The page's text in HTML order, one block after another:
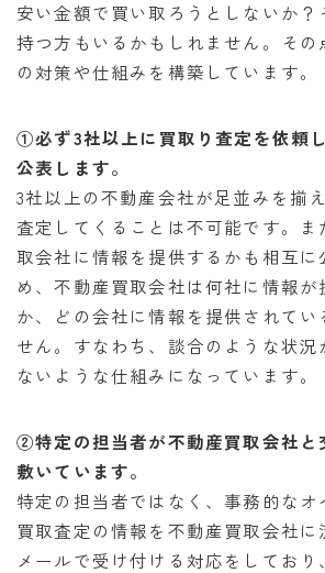
安い金額で買い取ろうとしないか？
持つ方もいるかもしれません。その
の対策や仕組みを構築しています。
①必ず3社以上に買取り査定を依頼
公表します。
3社以上の不動産会社が足並みを揃
査定してくることは不可能です。ま
取会社に情報を提供するかも相互に
め、不動産買取会社は何社に情報が
か、どの会社に情報を提供されてい
せん。すなわち、談合のような状
ないような仕組みになっています。
②特定の担当者が不動産買取会社と
敷いています。
特定の担当者ではなく、事務的なオ
買取査定の情報を不動産買取会社に
メールで受け付ける対応をしており